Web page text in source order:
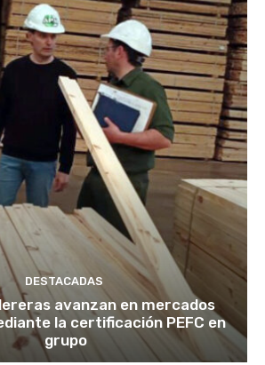
DESTACADAS
avanzan en mercados
la certificación PEFC en
grupo